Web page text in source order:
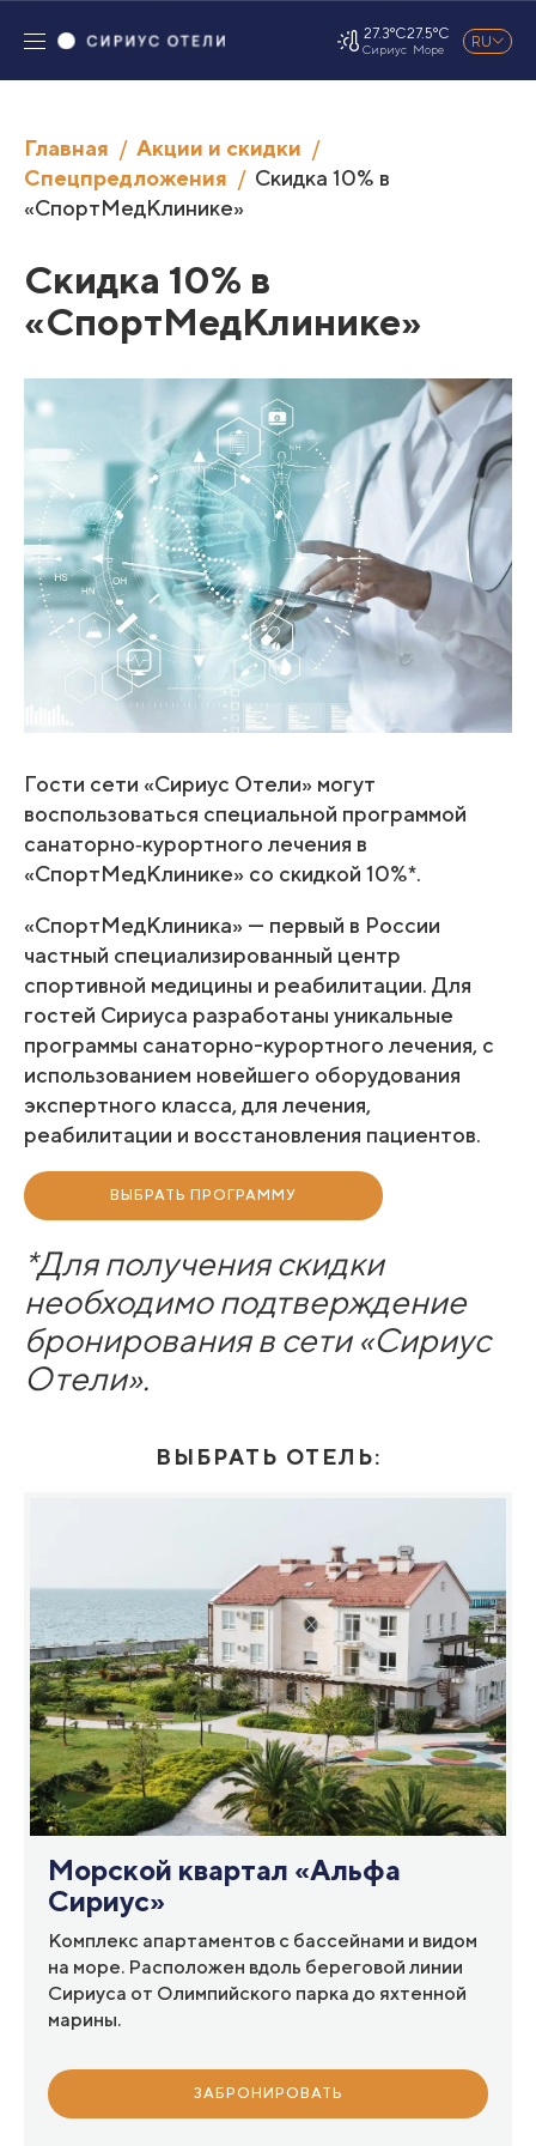
27.3°C
Сириус
27.5°C
Море RU
Главная
Акции и скидки
Спецпредложения
Скидка 10% в
«СпортМедКлинике»
Скидка 10% в
«СпортМедКлинике»
Гости сети «Сириус Отели» могут
воспользоваться специальной программой
санаторно‑курортного лечения в
«СпортМедКлинике» со скидкой 10%*.
«СпортМедКлиника» — первый в России
частный специализированный центр
спортивной медицины и реабилитации. Для
гостей Сириуса разработаны уникальные
программы санаторно-курортного лечения, с
использованием новейшего оборудования
экспертного класса, для лечения,
реабилитации и восстановления пациентов.
ВЫБРАТЬ ПРОГРАММУ
*Для получения скидки
необходимо подтверждение
бронирования в сети «Сириус
Отели».
ВЫБРАТЬ ОТЕЛЬ:
Морской квартал «Альфа
Сириус»
Комплекс апартаментов с бассейнами и видом
на море. Расположен вдоль береговой линии
Сириуса от Олимпийского парка до яхтенной
марины.
ЗАБРОНИРОВАТЬ